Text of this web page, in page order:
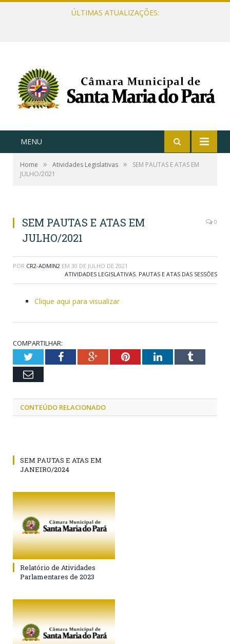
ÚLTIMAS ATUALIZAÇÕES:
MENU
Home » Atividades Legislativas »
SEM PAUTAS E ATAS EM
JULHO/2021
SEM PAUTAS E ATAS EM
JULHO/2021
0
POR CR2-ADMIN2 EM 30 DE JULHO DE 2021
ATIVIDADES LEGISLATIVAS, PAUTAS E ATAS DAS SESSÕES
Clique aqui para visualizar
COMPARTILHAR:
TwitterFacebookGoogle+PinterestLinkedInTumblr
Email
CONTEÚDO RELACIONADO
SEM PAUTAS E ATAS EM
JANEIRO/2024
Relatório de Atividades
Parlamentares de 2023